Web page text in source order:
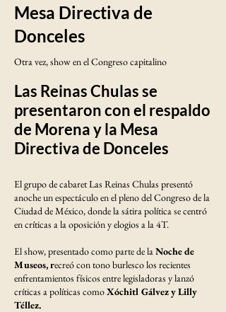
Mesa Directiva de
Donceles
Otra vez, show en el Congreso capitalino
Las Reinas Chulas se
presentaron con el respaldo
de Morena y la Mesa
Directiva de Donceles
El grupo de cabaret Las Reinas Chulas presentó
anoche un espectáculo en el pleno del Congreso de la
Ciudad de México, donde la sátira política se centró
en críticas a la oposición y elogios a la 4T.
El show, presentado como parte de laNoche de
Museos, recreó con tono burlesco los recientes
enfrentamientos físicos entre legisladoras y lanzó
críticas a políticas comoXóchitl Gálvez y Lilly
Téllez.